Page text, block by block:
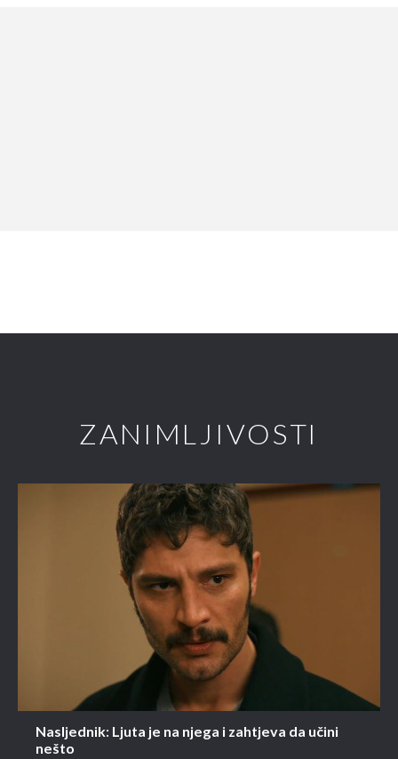
ZANIMLJIVOSTI
Nasljednik: Ljuta je na njega i zahtjeva da učini
nešto